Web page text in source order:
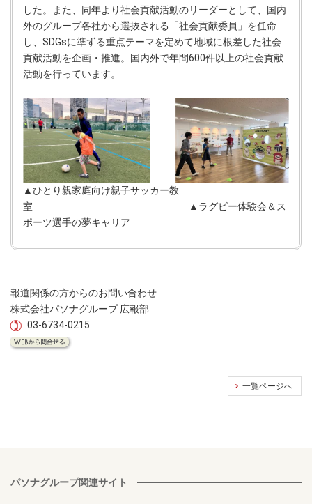
した。また、同年より社会貢献活動のリーダーとして、国内
外のグループ各社から選抜される「社会貢献委員」を任命
し、SDGsに準ずる重点テーマを定めて地域に根差した社会
貢献活動を企画・推進。国内外で年間600件以上の社会貢献
活動を行っています。
▲ひとり親家庭向け親子サッカー教
室 ▲ラグビー体験会＆ス
ポーツ選手の夢キャリア
報道関係の方からのお問い合わせ
株式会社パソナグループ 広報部
03-6734-0215
一覧ページへ
パソナグループ関連サイト